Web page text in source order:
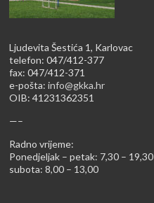
Ljudevita Šestića 1, Karlovac
telefon: 047/412-377
fax: 047/412-371
e-pošta:info@gkka.hr
OIB: 41231362351
—–
Radno vrijeme:
Ponedjeljak – petak: 7,30 – 19,30
subota: 8,00 – 13,00